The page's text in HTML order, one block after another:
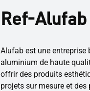
Ref-Alufab
Alufab est une entreprise
aluminium de haute
offrir des produits
projets sur mesure et